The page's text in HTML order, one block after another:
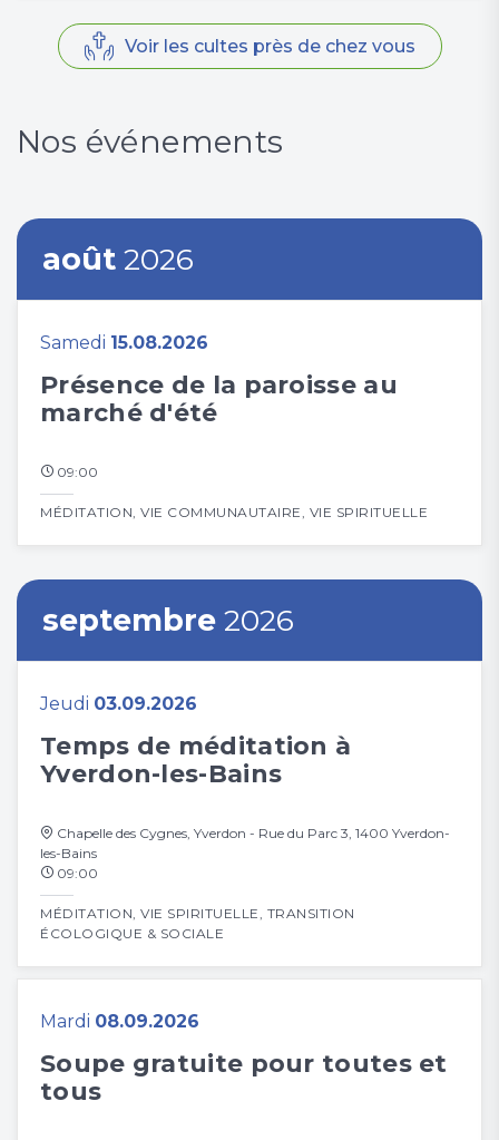
Voir les cultes près de chez vous
Nos événements
août 2026
Samedi 15.08.2026
Présence de la paroisse au
marché d'été
MÉDITATION, VIE COMMUNAUTAIRE, VIE SPIRITUELLE
09:00
septembre 2026
Jeudi 03.09.2026
Temps de méditation à
Yverdon-les-Bains
MÉDITATION, VIE SPIRITUELLE, TRANSITION
ÉCOLOGIQUE & SOCIALE
Chapelle des Cygnes, Yverdon - Rue du Parc 3, 1400 Yverdon-
les-Bains
09:00
Mardi 08.09.2026
Soupe gratuite pour toutes et
tous